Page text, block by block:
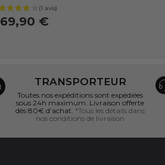
69,90 €
TRANSPORTEUR
Toutes nos expéditions sont expédiées
sous 24h maximum. Livraison offerte
dès 80€ d’achat. *Tous les détails dans
nos conditions de livraison